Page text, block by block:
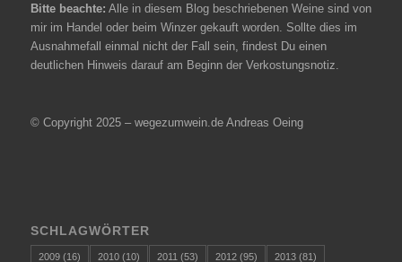
Bitte beachte: Alle in diesem Blog beschriebenen Weine sind von
mir im Handel oder beim Winzer gekauft worden. Sollte dies im
Ausnahmefall einmal nicht der Fall sein, findest Du einen
deutlichen Hinweis darauf am Beginn der Verkostungsnotiz.
© Copyright 2025 – wegezumwein.de Andreas Oeing
SCHLAGWÖRTER
2009(16) 2010(10) 2011 (53) 2012(95) 2013(81)